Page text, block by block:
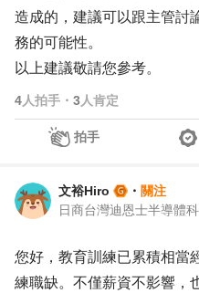
造成的，建議可以跟主管討
務的可能性。
以上建議敬請您參考。
4人拍手 ・ 3人肯定
拍手
文裕Hiro ・ 關注
日商台灣迪恩士半導體
您好，教育訓練已累積相當
練職缺。不僅薪資不影響，